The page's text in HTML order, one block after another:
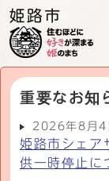
重要なお知
2026年8月4
姫路市シェア
供一時停止に